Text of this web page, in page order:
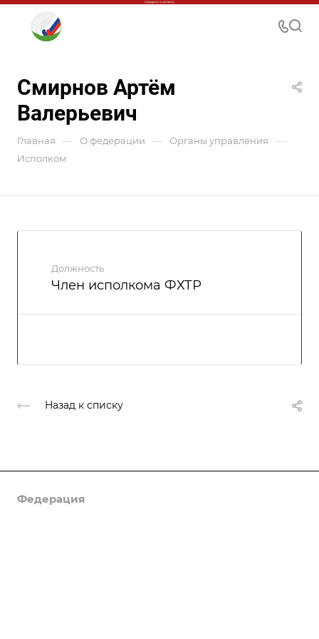
Смирнов Артём
Валерьевич
Главная — О федерации — Органы управления —
Исполком
Должность
Член исполкома ФХТР
Назад к списку
Федерация